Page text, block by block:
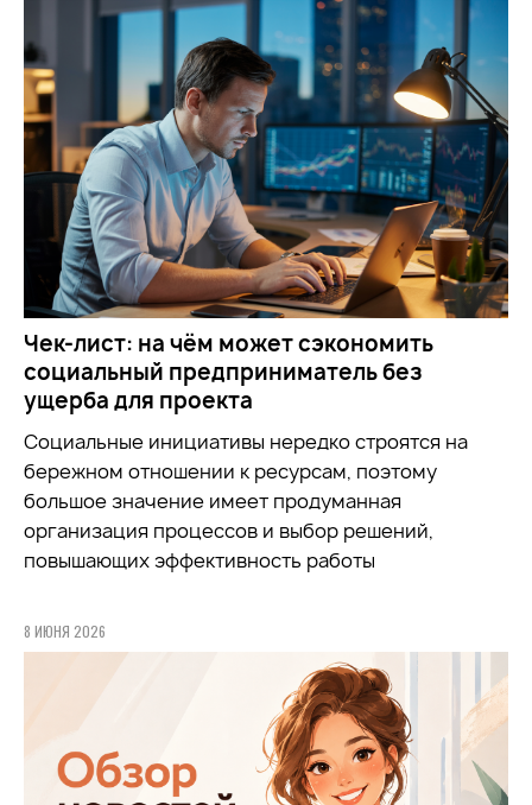
Чек-лист: на чём может сэкономить
социальный предприниматель без
ущерба для проекта
Социальные инициативы нередко строятся на
бережном отношении к ресурсам, поэтому
большое значение имеет продуманная
организация процессов и выбор решений,
повышающих эффективность работы
8 ИЮНЯ 2026